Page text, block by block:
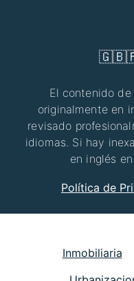
🇬🇧
El contenido
originalmente en
revisado
idiomas. Si hay
en inglés
Política de
Inmobiliaria